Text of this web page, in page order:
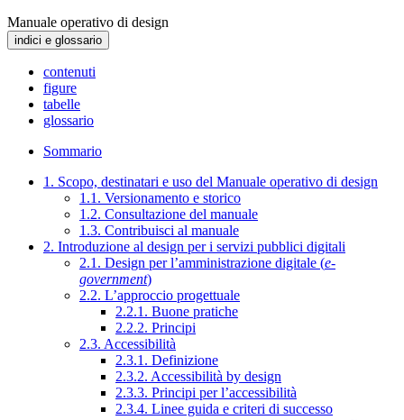
Manuale operativo di design
indici e glossario
contenuti
figure
tabelle
glossario
Sommario
1. Scopo, destinatari e uso del Manuale operativo di design
1.1. Versionamento e storico
1.2. Consultazione del manuale
1.3. Contribuisci al manuale
2. Introduzione al design per i servizi pubblici digitali
2.1. Design per l’amministrazione digitale (e-
government)
2.2. L’approccio progettuale
2.2.1. Buone pratiche
2.2.2. Principi
2.3. Accessibilità
2.3.1. Definizione
2.3.2. Accessibilità by design
2.3.3. Principi per l’accessibilità
2.3.4. Linee guida e criteri di successo